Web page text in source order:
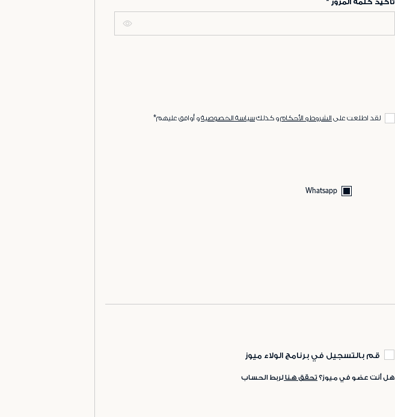
تأكيد كلمة المرور
لقد اطلعت على الشروط و الأحكامو كذلكسياسة الخصوصيةو أوافق عليهم*
Whatsapp
قم بالتسجيل في برنامج الولاء ميوز
هل أنت عضو في ميوز؟ تحقق هنا لربط الحساب